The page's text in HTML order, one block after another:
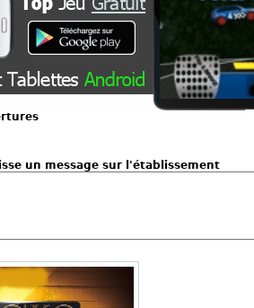
un message sur l'établissement